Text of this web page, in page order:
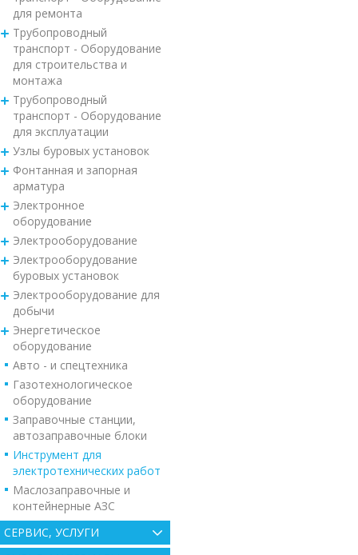
для ремонта
Трубопроводный
транспорт - Оборудование
для строительства и
монтажа
Трубопроводный
транспорт - Оборудование
для эксплуатации
Узлы буровых установок
Фонтанная и запорная
арматура
Электронное
оборудование
Электрооборудование
Электрооборудование
буровых установок
Электрооборудование для
добычи
Энергетическое
оборудование
Авто - и спецтехника
Газотехнологическое
оборудование
Заправочные станции,
автозаправочные блоки
Инструмент для
электротехнических работ
Маслозаправочные и
контейнерные АЗС
СЕРВИС, УСЛУГИ